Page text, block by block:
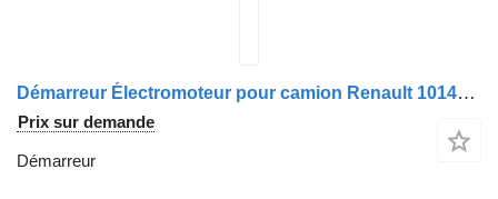
Démarreur Électromoteur pour camion Renault 101414809
Prix sur demande
Démarreur